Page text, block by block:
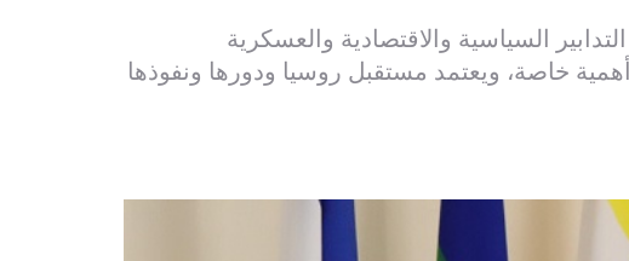
السياسية والاقتصادية والعسكرية
خاصة، ويعتمد مستقبل روسيا ودورها ونفوذها